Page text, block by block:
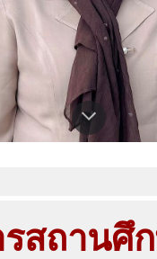
สถานศึ